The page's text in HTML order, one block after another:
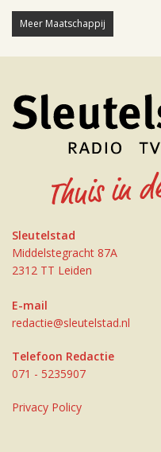
Meer Maatschappij
Sleutelstad
Middelstegracht 87A
2312 TT Leiden
E-mail
redactie@sleutelstad.nl
Telefoon Redactie
071 - 5235907
Privacy Policy